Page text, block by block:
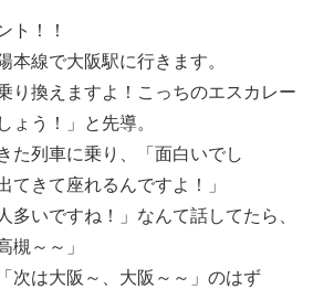
ト！！
本線で大阪駅に行きます。
り換えますよ！こっちのエスカレー
ょう！」と先導。
た列車に乗り、「面白いでし
きて座れるんですよ！」
多いですね！」なんて話してたら、
槻～～」
次は大阪～、大阪～～」のはず